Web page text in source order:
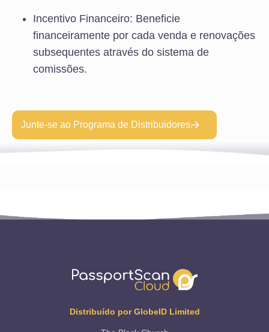
Incentivo Financeiro: Beneficie
financeiramente por cada venda e renovações
subsequentes através do sistema de
comissões.
Junte-se ao Programa de Distribuidores.
Distribuído por GlobeID Limited